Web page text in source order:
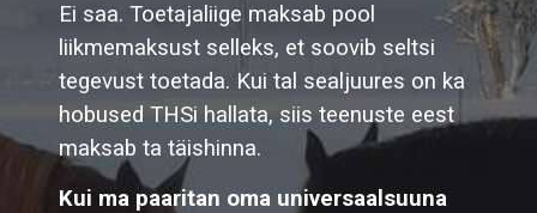
Ei saa. Toetajaliige maksab pool
liikmemaksust selleks, et soovib seltsi
tegevust toetada. Kui tal sealjuures on ka
hobused THSi hallata, siis teenuste eest
maksab ta täishinna.
Kui ma paaritan oma universaalsuuna